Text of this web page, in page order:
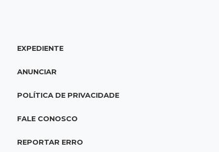
Foragido por roubo morre baleado em
Timemania e mais
EXPEDIENTE
ANUNCIAR
POLÍTICA DE PRIVACIDADE
FALE CONOSCO
REPORTAR ERRO